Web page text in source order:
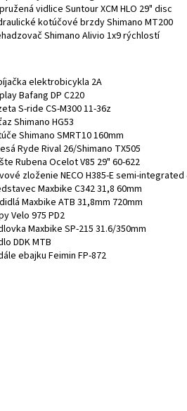
vidlice Suntour XCM HLO 29" disc
kotúčové brzdy Shimano MT200
Shimano Alivio 1x9 rýchlostí
elektrobicykla 2A
Bafang DP C220
S-ride CS-M300 11-36z
Shimano HG53
Shimano SMRT10 160mm
Ryde Rival 26/Shimano TX505
Rubena Ocelot V85 29" 60-622
zloženie NECO H385-E semi-
Maxbike C342 31,8 60mm
Maxbike ATB 31,8mm 720mm
Velo 975 PD2
Maxbike SP-215 31.6/350mm
DDK MTB
ebajku Feimin FP-872